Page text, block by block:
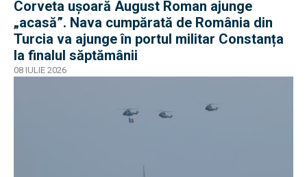
Corveta ușoară August Roman ajunge
„acasă”. Nava cumpărată de România din
Turcia va ajunge în portul militar Constanța
la finalul săptămânii
08 IULIE 2026